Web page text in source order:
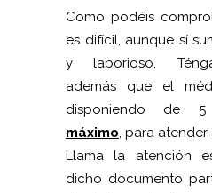
Como podéis
es difícil, aunque sí
y laborioso.
además que el
disponiendo de
máximo, para
Llama la atención
dicho documento